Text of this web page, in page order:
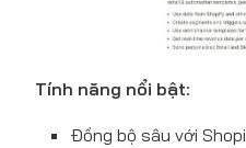
Tính năng nổi bật:
Đồng bộ sâu với